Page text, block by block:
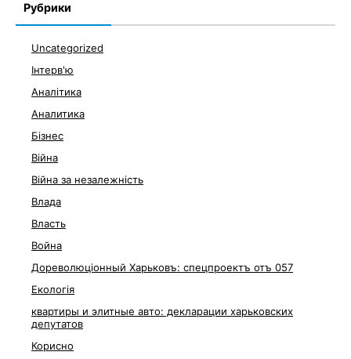
Рубрики
Uncategorized
Інтерв'ю
Аналітика
Аналитика
Бізнес
Війна
Війна за незалежність
Влада
Власть
Война
Дореволюціонный Харьковъ: спецпроектъ отъ 057
Екологія
квартиры и элитные авто: декларации харьковских
депутатов
Корисно